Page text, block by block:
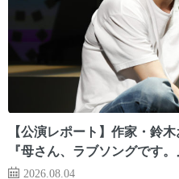
【公演レポート】作家・鈴
『母さん、ラブソングです。
2026.08.04